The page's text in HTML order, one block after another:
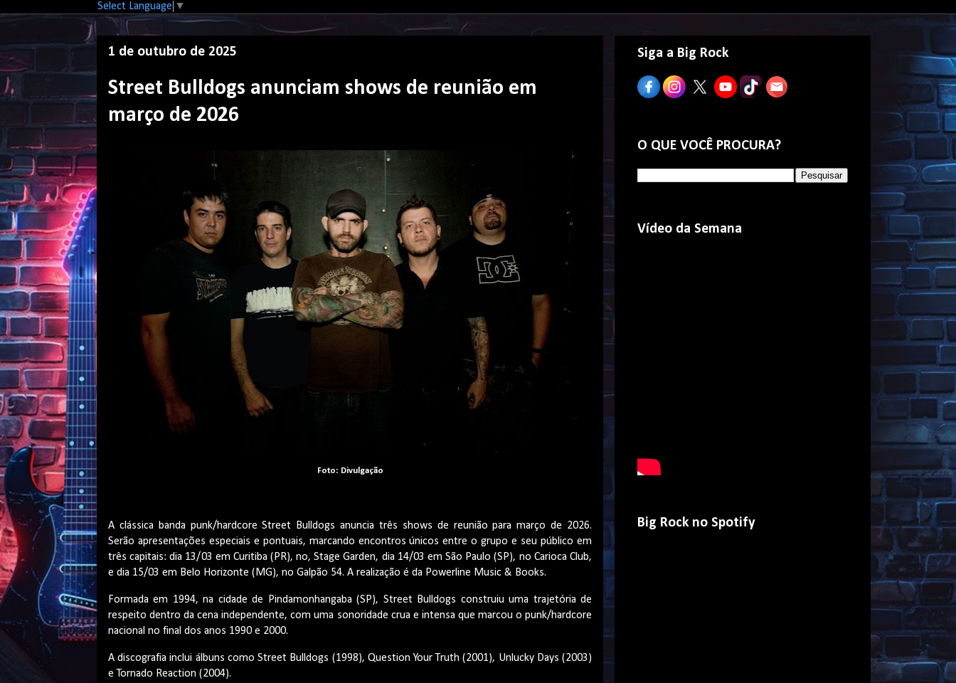
Select Language ▼
1 de outubro de 2025
Street Bulldogs anunciam shows de reunião em
março de 2026
Foto: Divulgação
A clássica banda punk/hardcore Street Bulldogs anuncia três shows de reunião para março de 2026.
Serão apresentações especiais e pontuais, marcando encontros únicos entre o grupo e seu público em
três capitais: dia 13/03 em Curitiba (PR), no, Stage Garden, dia 14/03 em São Paulo (SP), no Carioca Club,
e dia 15/03 em Belo Horizonte (MG), no Galpão 54. A realização é da Powerline Music & Books.
Formada em 1994, na cidade de Pindamonhangaba (SP), Street Bulldogs construiu uma trajetória de
respeito dentro da cena independente, com uma sonoridade crua e intensa que marcou o punk/hardcore
nacional no final dos anos 1990 e 2000.
A discografia inclui álbuns como Street Bulldogs (1998), Question Your Truth (2001), Unlucky Days (2003)
e Tornado Reaction (2004).
Siga a Big Rock
O QUE VOCÊ PROCURA?
Vídeo da Semana
Big Rock no Spotify